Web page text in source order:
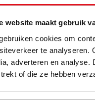
website maakt gebruik
cookies om
te analyseren.
adverteren en analyse.
of die ze hebben
+ pluggen
staal, biedt
is voor lage